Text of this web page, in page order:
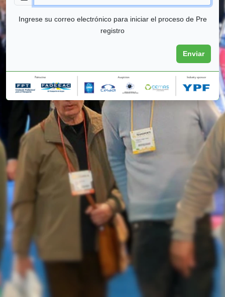
Ingrese su correo electrónico para iniciar el proceso de Pre
registro
Enviar